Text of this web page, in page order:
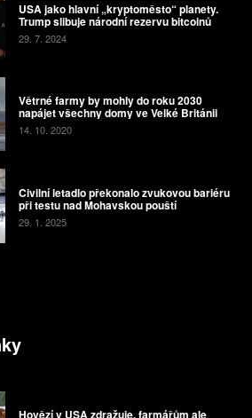
USA jako hlavní „kryptoměsto“ planety.
Trump slibuje národní rezervu bitcoinů
29. 7. 2024
Větrné farmy by mohly do roku 2030
napájet všechny domy ve Velké Británii
14. 10. 2020
Civilní letadlo překonalo zvukovou bariéru
při testu nad Mohavskou pouští
29. 1. 2025
Hovězí v USA zdražuje, farmářům ale